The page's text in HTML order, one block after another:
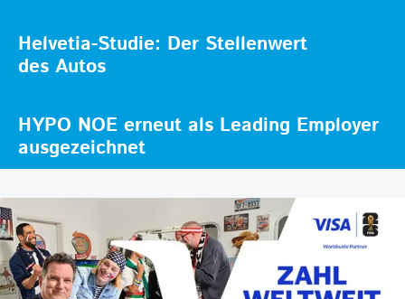
Helvetia-Studie: Der Stellenwert
des Autos
HYPO NOE erneut als Leading Employer
ausgezeichnet